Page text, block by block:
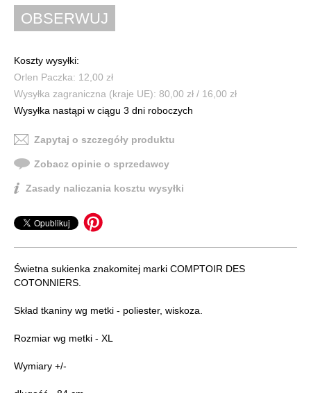
Koszty wysyłki:
Orlen Paczka: 12,00 zł
Wysyłka zagraniczna (kraje UE): 80,00 zł / 16,00 zł
Wysyłka nastąpi w ciągu 3 dni roboczych
Zapytaj o szczegóły produktu
Zobacz opinie o sprzedawcy
Zasady naliczania kosztu wysyłki
Świetna sukienka znakomitej marki COMPTOIR DES
COTONNIERS.
Skład tkaniny wg metki - poliester, wiskoza.
Rozmiar wg metki - XL
Wymiary +/-